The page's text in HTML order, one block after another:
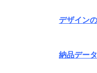
デザイン
納品デー